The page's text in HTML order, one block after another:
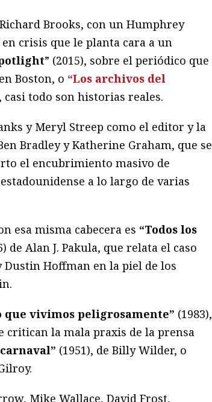
Richard Brooks, con un Humphrey
crisis que le planta cara a un
” (2015), sobre el periódico que
Boston, o “Los archivos del
, casi todo son historias reales.
y Meryl Streep como el editor y la
Bradley y Katherine Graham, que se
el encubrimiento masivo de
a lo largo de varias
esa misma cabecera es “Todos los
de Alan J. Pakula, que relata el caso
Dustin Hoffman en la piel de los
que vivimos peligrosamente” (1983),
critican la mala praxis de la prensa
(1951), de Billy Wilder, o
Mike Wallace, David Frost,